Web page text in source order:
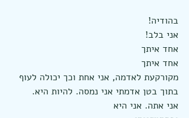
בהודיה!
אני בלב!
אחד איתך
אחד איתך
מקורקעת לאדמה, אני אחת וכך יכולה לעוף
בתוך בטן אדמתי אני נמסה. להיות היא.
אני אתה. אני היא